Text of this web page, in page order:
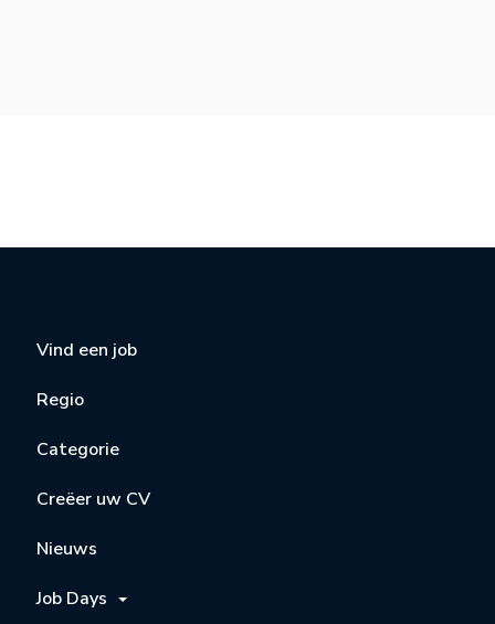
Vind een job
Regio
Categorie
Creëer uw CV
Nieuws
Job Days